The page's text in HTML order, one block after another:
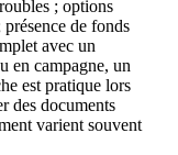
; options
de fonds
avec un
en campagne, un
est pratique lors
des documents
varient souvent